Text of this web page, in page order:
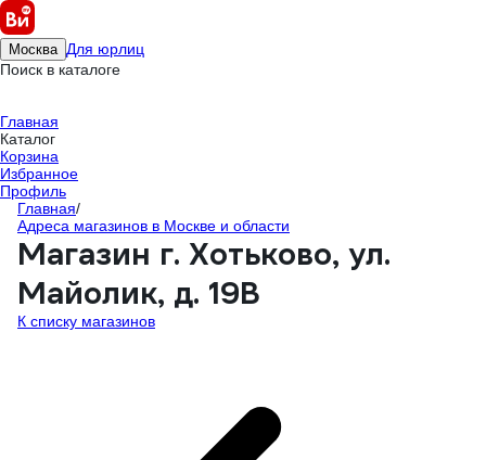
Москва Для юрлиц
Поиск в каталоге
Главная
Каталог
Корзина
Избранное
Профиль
Главная/
Адреса магазинов в Москве и области
Магазин г. Хотьково, ул.
Майолик, д. 19В
К списку магазинов